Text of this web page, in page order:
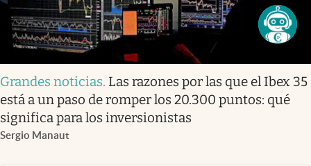
Grandes noticias. Las razones por las que el Ibex 35
está a un paso de romper los 20.300 puntos: qué
significa para los inversionistas
Sergio Manaut